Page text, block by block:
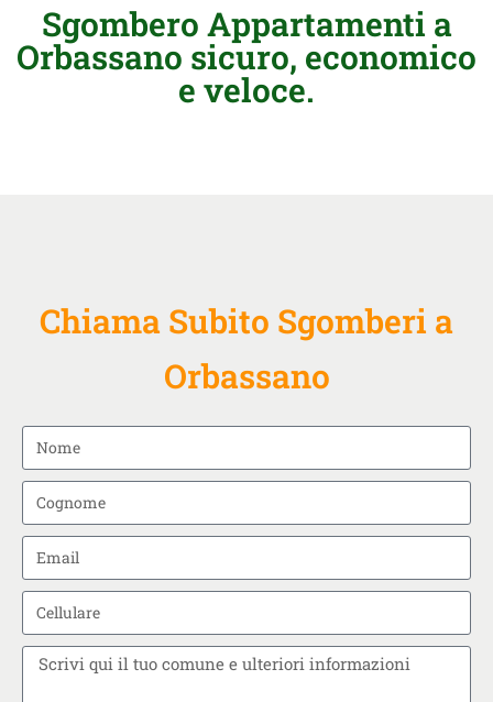
Sgombero Appartamenti a
Orbassano sicuro, economico
e veloce.
Chiama Subito Sgomberi a
Orbassano